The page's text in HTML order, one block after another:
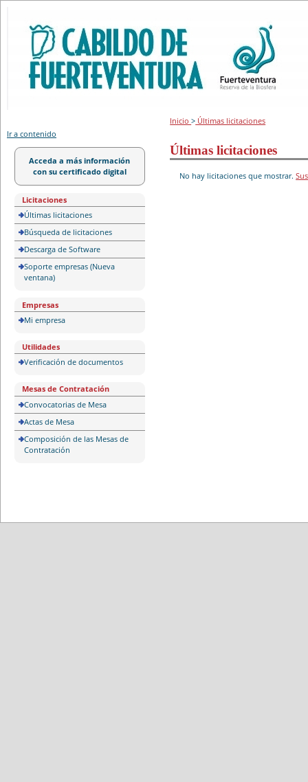
Ir a contenido
Acceda a más información
con su certificado digital
Licitaciones
Últimas licitaciones
Búsqueda de licitaciones
Descarga de Software
Soporte empresas (Nueva
ventana)
Empresas
Mi empresa
Utilidades
Verificación de documentos
Mesas de Contratación
Convocatorias de Mesa
Actas de Mesa
Composición de las Mesas de
Contratación
Inicio> Últimas licitaciones
Últimas licitaciones
No hay licitaciones que mostrar.